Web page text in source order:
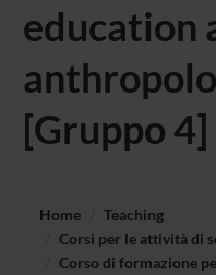
education
[Gruppo
Home
Teaching
Corsi per le attività di
Corso di formazione